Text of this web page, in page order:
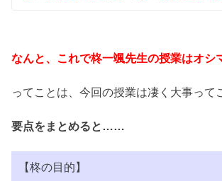
なんと、これで柊一颯先生の授業はオシ
ってことは、今回の授業は凄く大事って
要点をまとめると……
【柊の目的】